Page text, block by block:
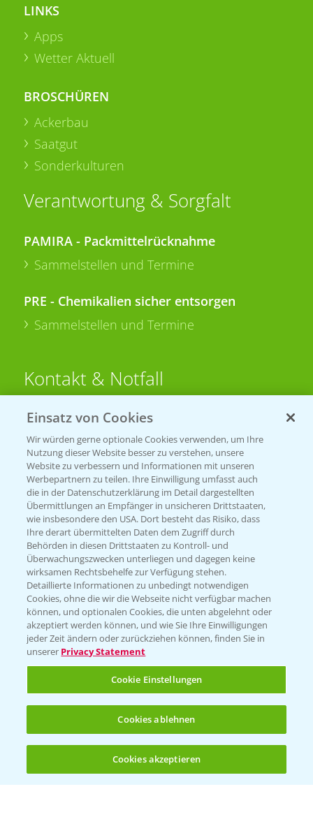
(noch 4)
LINKS
Apps
Wetter Aktuell
BROSCHÜREN
Ackerbau
Saatgut
Sonderkulturen
Verantwortung & Sorgfalt
PAMIRA - Packmittelrücknahme
Sammelstellen und Termine
PRE - Chemikalien sicher entsorgen
Sammelstellen und Termine
Kontakt & Notfall
Beratung auf WhatsApp
T.+49 (0)174 346 564 1
KONTAKT
Hilfe in Notfällen
T.+49 (0)214/30-20220
Folgen Sie uns
Allgemeine Nutzungsbedingungen
Datenschutzerklärung
Einsatz von Cookies
Wir würden gerne optionale Cookies verwenden, um Ihre
Nutzung dieser Website besser zu verstehen, unsere
Website zu verbessern und Informationen mit unseren
Werbepartnern zu teilen. Ihre Einwilligung umfasst auch
die in der Datenschutzerklärung im Detail dargestellten
Übermittlungen an Empfänger in unsicheren Drittstaaten,
wie insbesondere den USA. Dort besteht das Risiko, dass
Ihre derart übermittelten Daten dem Zugriff durch
Behörden in diesen Drittstaaten zu Kontroll- und
Überwachungszwecken unterliegen und dagegen keine
wirksamen Rechtsbehelfe zur Verfügung stehen.
Detaillierte Informationen zu unbedingt notwendigen
Cookies, ohne die wir die Webseite nicht verfügbar machen
können, und optionalen Cookies, die unten abgelehnt oder
akzeptiert werden können, und wie Sie Ihre Einwilligungen
jeder Zeit ändern oder zurückziehen können, finden Sie in
unserer Privacy Statement
Cookie Einstellungen
Cookies ablehnen
Cookies akzeptieren